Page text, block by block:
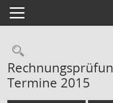
Toggle navigation
Termine 2015